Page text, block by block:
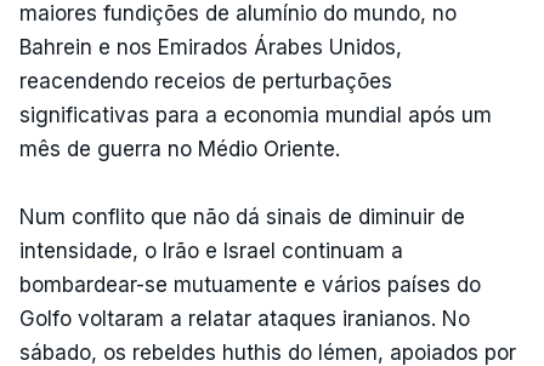
maiores fundições de alumínio do mundo, no
Bahrein e nos Emirados Árabes Unidos,
reacendendo receios de perturbações
significativas para a economia mundial após um
mês de guerra no Médio Oriente.
Num conflito que não dá sinais de diminuir de
intensidade, o Irão e Israel continuam a
bombardear-se mutuamente e vários países do
Golfo voltaram a relatar ataques iranianos. No
sábado, os rebeldes huthis do Iémen, apoiados por